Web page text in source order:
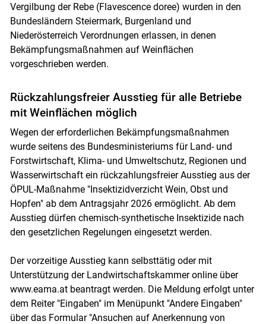
Vergilbung der Rebe (Flavescence doree) wurden in den
Bundesländern Steiermark, Burgenland und
Niederösterreich Verordnungen erlassen, in denen
Bekämpfungsmaßnahmen auf Weinflächen
vorgeschrieben werden.
Rückzahlungsfreier Ausstieg für alle Betriebe
mit Weinflächen möglich
Wegen der erforderlichen Bekämpfungsmaßnahmen
wurde seitens des Bundesministeriums für Land- und
Forstwirtschaft, Klima- und Umweltschutz, Regionen und
Wasserwirtschaft ein rückzahlungsfreier Ausstieg aus der
ÖPUL-Maßnahme "Insektizidverzicht Wein, Obst und
Hopfen" ab dem Antragsjahr 2026 ermöglicht. Ab dem
Ausstieg dürfen chemisch-synthetische Insektizide nach
den gesetzlichen Regelungen eingesetzt werden.
Der vorzeitige Ausstieg kann selbsttätig oder mit
Unterstützung der Landwirtschaftskammer online über
www.eama.at beantragt werden. Die Meldung erfolgt unter
dem Reiter "Eingaben" im Menüpunkt "Andere Eingaben"
über das Formular "Ansuchen auf Anerkennung von